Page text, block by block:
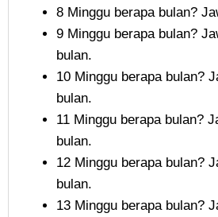
8 Minggu berapa bulan?
9 Minggu berapa bulan?
bulan.
10 Minggu berapa bulan?
bulan.
11 Minggu berapa bulan?
bulan.
12 Minggu berapa bulan?
bulan.
13 Minggu berapa bulan?